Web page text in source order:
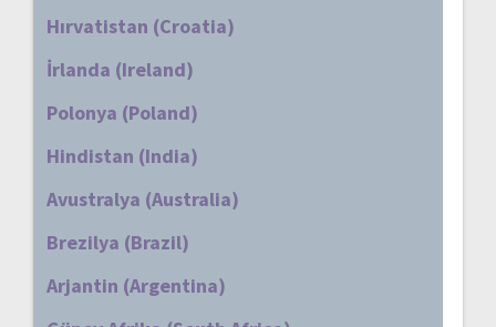
Hırvatistan (Croatia)
İrlanda (Ireland)
Polonya (Poland)
Hindistan (India)
Avustralya (Australia)
Brezilya (Brazil)
Arjantin (Argentina)